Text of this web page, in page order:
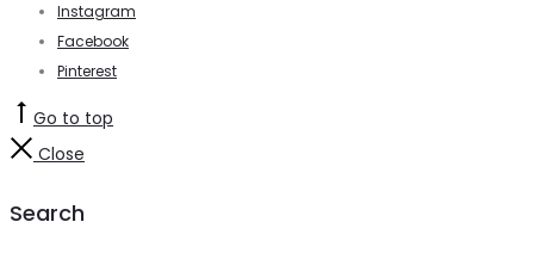
Instagram
Facebook
Pinterest
Go to top
Close
Search